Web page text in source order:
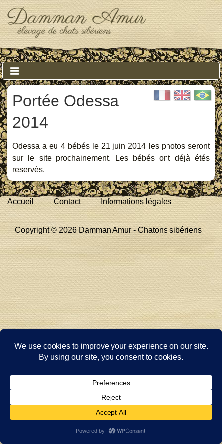
↓
Skip
to
Main
Content
Main
Navigation
MENU
Portée Odessa
2014
Odessa a eu 4 bébés le 21 juin 2014 les photos seront
sur le site prochainement. Les bébés ont déjà étés
reservés.
Footer
Menu
Accueil Contact Informations légales
Copyright © 2026 Damman Amur - Chatons sibériens